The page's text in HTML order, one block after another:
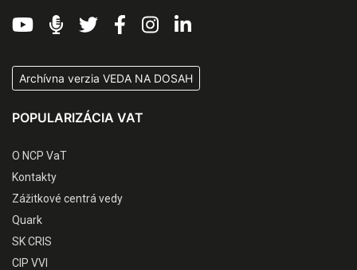
Archívna verzia VEDA NA DOSAH
POPULARIZÁCIA VAT
O NCP VaT
Kontakty
Zážitkové centrá vedy
Quark
SK CRIS
CIP VVI